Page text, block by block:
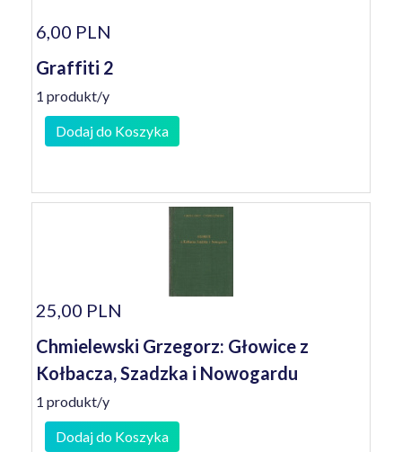
6,00 PLN
Graffiti 2
1 produkt/y
Dodaj do Koszyka
25,00 PLN
Chmielewski Grzegorz: Głowice z
Kołbacza, Szadzka i Nowogardu
1 produkt/y
Dodaj do Koszyka